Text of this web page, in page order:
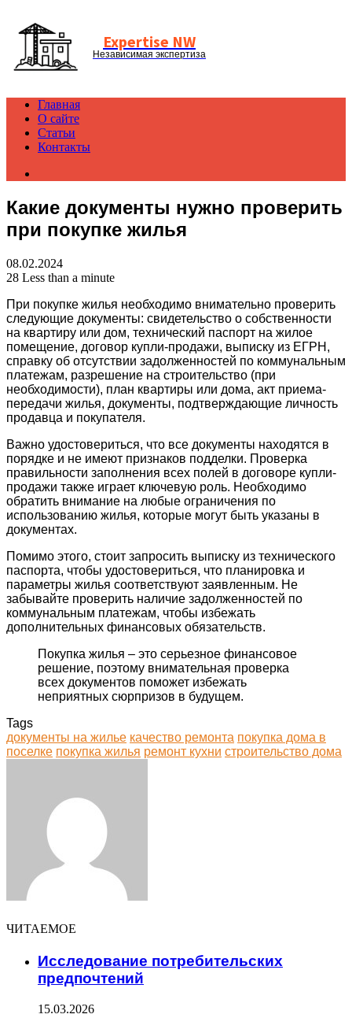
Expertise NW
Независимая экспертиза
Главная
О сайте
Статьи
Контакты
Какие документы нужно проверить
при покупке жилья
08.02.2024
28 Less than a minute
При покупке жилья необходимо внимательно проверить
следующие документы: свидетельство о собственности
на квартиру или дом, технический паспорт на жилое
помещение, договор купли-продажи, выписку из ЕГРН,
справку об отсутствии задолженностей по коммунальным
платежам, разрешение на строительство (при
необходимости), план квартиры или дома, акт приема-
передачи жилья, документы, подтверждающие личность
продавца и покупателя.
Важно удостовериться, что все документы находятся в
порядке и не имеют признаков подделки. Проверка
правильности заполнения всех полей в договоре купли-
продажи также играет ключевую роль. Необходимо
обратить внимание на любые ограничения по
использованию жилья, которые могут быть указаны в
документах.
Помимо этого, стоит запросить выписку из технического
паспорта, чтобы удостовериться, что планировка и
параметры жилья соответствуют заявленным. Не
забывайте проверить наличие задолженностей по
коммунальным платежам, чтобы избежать
дополнительных финансовых обязательств.
Покупка жилья – это серьезное финансовое
решение, поэтому внимательная проверка
всех документов поможет избежать
неприятных сюрпризов в будущем.
Tags
документы на жилье качество ремонта покупка дома в
поселке покупка жилья ремонт кухни строительство дома
ЧИТАЕМОЕ
Исследование потребительских
предпочтений
15.03.2026